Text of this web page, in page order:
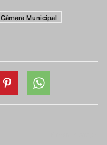
Câmara Municipal